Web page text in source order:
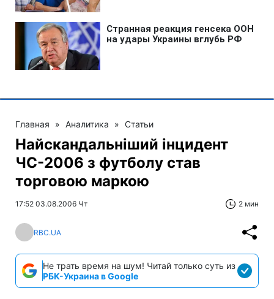
Главная » Аналитика » Статьи
Найскандальніший інцидент
ЧС-2006 з футболу став
торговою маркою
17:52 03.08.2006 Чт 2 мин
RBC.UA
Не трать время на шум! Читай только суть из
РБК-Украина в Google